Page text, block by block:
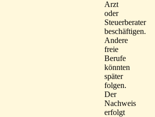
Arzt
oder
Steuerberater
beschäftigen.
Andere
freie
Berufe
könnten
später
folgen.
Der
Nachweis
erfolgt